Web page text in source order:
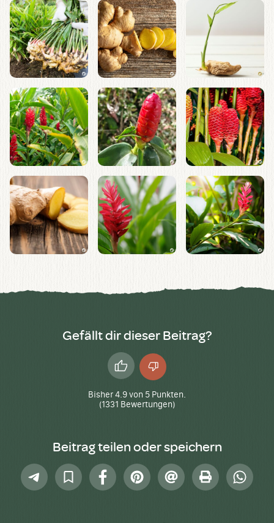
Gefällt dir dieser Beitrag?
Daumen
hoch
Daumen
runter
Bisher4.9von 5 Punkten.
(1331 Bewertungen)
Beitrag teilen oder speichern
Telegram
In
Sammlung
FacebookPinterest
E-
Mail
Drucken